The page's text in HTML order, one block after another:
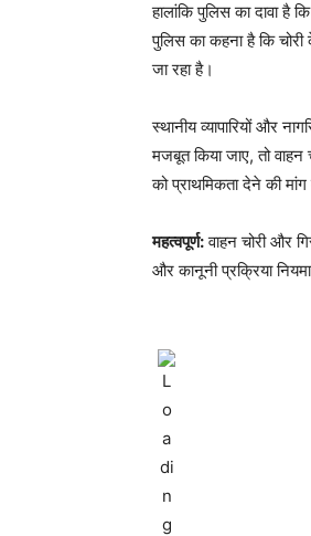
हालांकि पुलिस का दावा है
पुलिस का कहना है कि
जा रहा है।
स्थानीय व्यापारियों और
मजबूत किया जाए, तो
को प्राथमिकता देने की
महत्वपूर्ण:वाहन चोरी और
और कानूनी प्रक्रिया